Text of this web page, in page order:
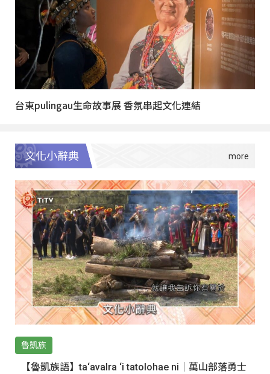
台東pulingau生命故事展 香氛串起文化連結
文化小辭典
魯凱族
【魯凱族語】ta‘avalra ‘i tatolohae ni｜萬山部落勇士